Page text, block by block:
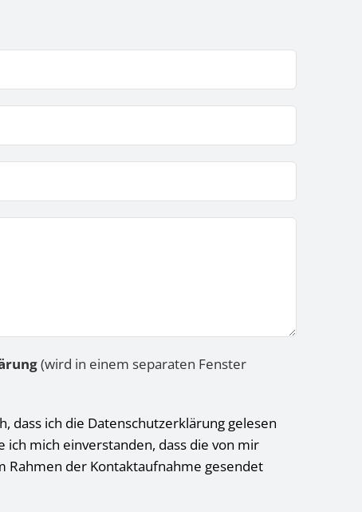
(wird in einem separaten Fenster
dass ich die Datenschutzerklärung gelesen
ich mich einverstanden, dass die von mir
Rahmen der Kontaktaufnahme gesendet